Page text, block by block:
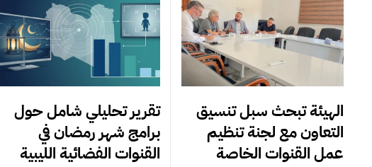
الهيئة تبحث سبل تنسيق
التعاون مع لجنة تنظيم
عمل القنوات الخاصة
تقرير تحليلي شامل حول
برامج شهر رمضان في
القنوات الفضائية الليبية